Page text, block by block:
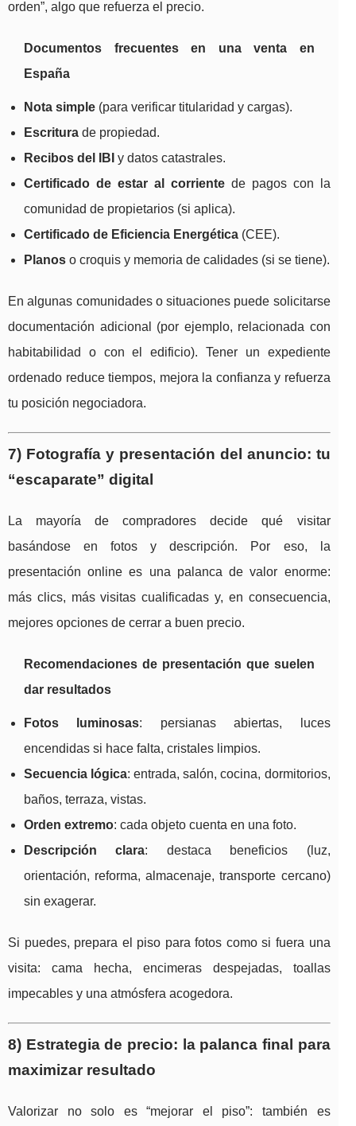
orden”, algo que refuerza el precio.
Documentos frecuentes en una venta en
España
Nota simple (para verificar titularidad y cargas).
Escritura de propiedad.
Recibos del IBI y datos catastrales.
Certificado de estar al corrientede pagos con la
comunidad de propietarios (si aplica).
Certificado de Eficiencia Energética (CEE).
Planos o croquis y memoria de calidades (si se tiene).
En algunas comunidades o situaciones puede solicitarse
documentación adicional (por ejemplo, relacionada con
habitabilidad o con el edificio). Tener un expediente
ordenado reduce tiempos, mejora la confianza y refuerza
tu posición negociadora.
7) Fotografía y presentación del anuncio: tu
“escaparate” digital
La mayoría de compradores decide qué visitar
basándose en fotos y descripción. Por eso, la
presentación online es una palanca de valor enorme:
más clics, más visitas cualificadas y, en consecuencia,
mejores opciones de cerrar a buen precio.
Recomendaciones de presentación que suelen
dar resultados
Fotos luminosas: persianas abiertas, luces
encendidas si hace falta, cristales limpios.
Secuencia lógica: entrada, salón, cocina, dormitorios,
baños, terraza, vistas.
Orden extremo: cada objeto cuenta en una foto.
Descripción clara: destaca beneficios (luz,
orientación, reforma, almacenaje, transporte cercano)
sin exagerar.
Si puedes, prepara el piso para fotos como si fuera una
visita: cama hecha, encimeras despejadas, toallas
impecables y una atmósfera acogedora.
8) Estrategia de precio: la palanca final para
maximizar resultado
Valorizar no solo es “mejorar el piso”: también es